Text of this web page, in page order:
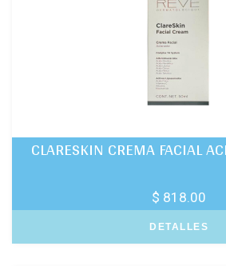
CLARESKIN CREMA FACIAL
$ 818.00
DETALLES